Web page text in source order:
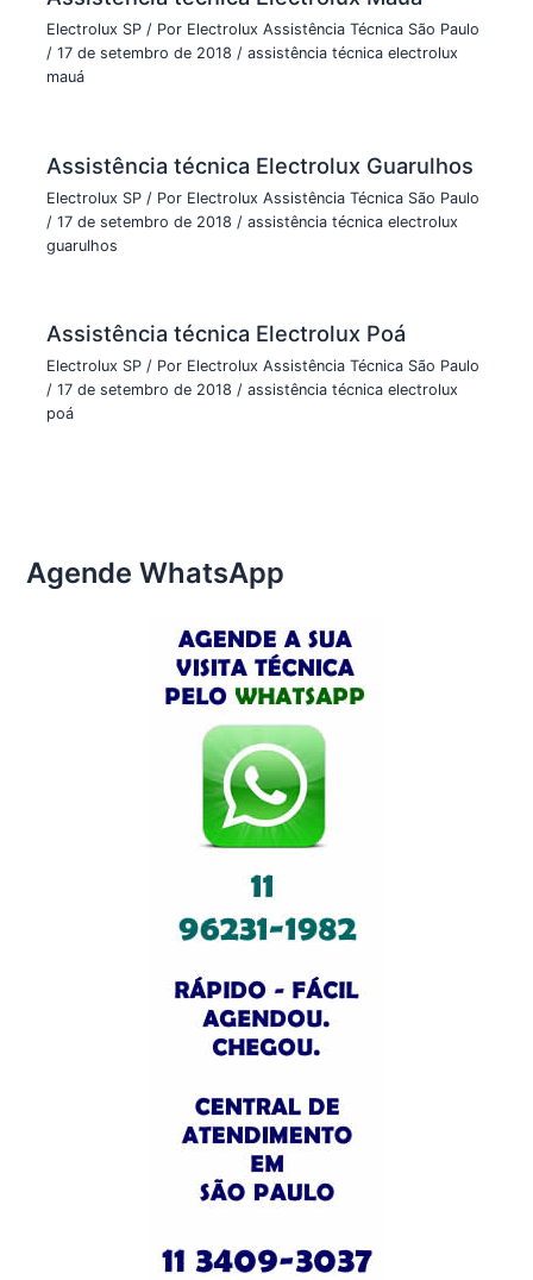
Electrolux SP / Por Electrolux Assistência Técnica São Paulo
/17 de setembro de 2018/assistência técnica electrolux
mauá
Assistência técnica Electrolux Guarulhos
Electrolux SP / Por Electrolux Assistência Técnica São Paulo
/17 de setembro de 2018 /assistência técnica electrolux
guarulhos
Assistência técnica Electrolux Poá
Electrolux SP / Por Electrolux Assistência Técnica São Paulo
/17 de setembro de 2018/assistência técnica electrolux
poá
Agende WhatsApp